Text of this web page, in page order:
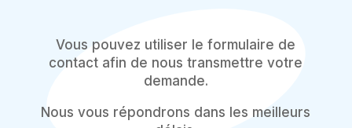
Vous pouvez utiliser le formulaire de
contact afin de nous transmettre votre
demande.
Nous vous répondrons dans les meilleurs